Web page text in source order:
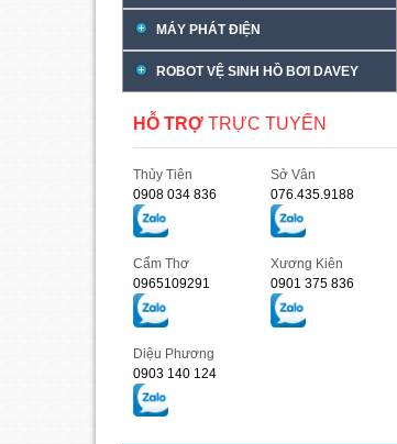
MÁY PHÁT ĐIỆN
ROBOT VỆ SINH HỒ BƠI DAVEY
HỖ TRỢ TRỰC TUYẾN
Thủy Tiên
0908 034 836
Sở Vân
076.435.9188
Cẩm Thơ
0965109291
Xương Kiên
0901 375 836
Diệu Phương
0903 140 124